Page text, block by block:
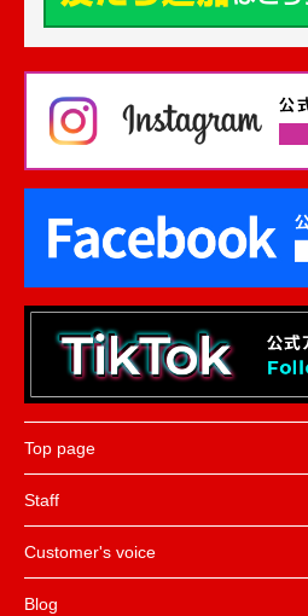
Top page
Staff
Customer's voice
Blog